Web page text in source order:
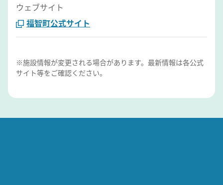
ウェブサイト
福智町公式サイト
※施設情報が変更される場合があります。最新情報は各公式
サイト等をご確認ください。